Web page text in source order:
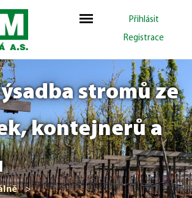
Přihlásit
Registrace
stromů ze
kontejnerů a
>